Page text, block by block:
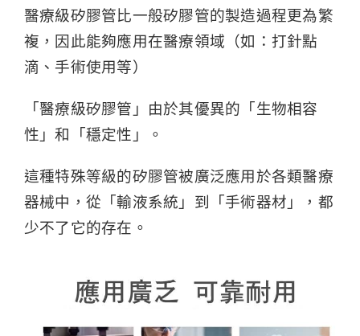
醫療級矽膠管比一般矽膠管的製造過程更為繁
複，因此能夠應用在醫療領域（如：打針點
滴、手術使用等）
「醫療級矽膠管」由於其優異的「生物相容
性」和「穩定性」。
這種特殊等級的矽膠管被廣泛應用於各類醫療
器械中，從「輸液系統」到「手術器材」，都
少不了它的存在。